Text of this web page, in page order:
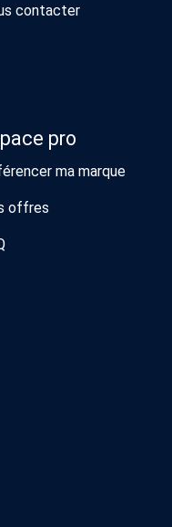
contacter
pro
ma marque
offres